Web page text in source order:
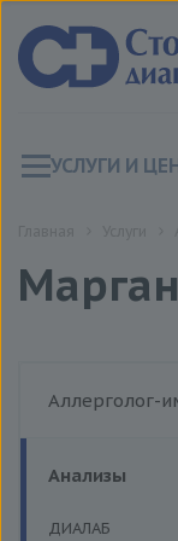
УСЛУГИ И
Аллерголог-
Анализы
ДИАЛАБ